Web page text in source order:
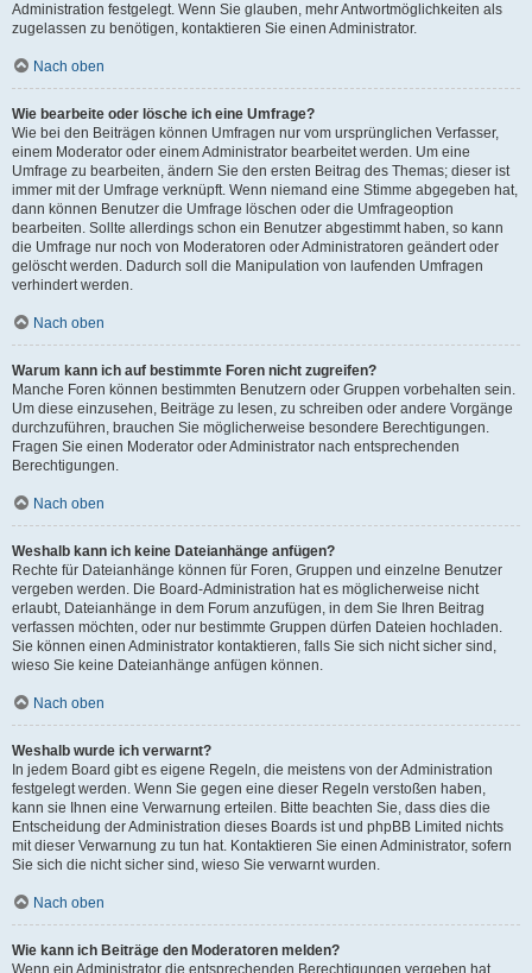
Administration festgelegt. Wenn Sie glauben, mehr Antwortmöglichkeiten als
zugelassen zu benötigen, kontaktieren Sie einen Administrator.
Nach oben
Wie bearbeite oder lösche ich eine Umfrage?
Wie bei den Beiträgen können Umfragen nur vom ursprünglichen Verfasser,
einem Moderator oder einem Administrator bearbeitet werden. Um eine
Umfrage zu bearbeiten, ändern Sie den ersten Beitrag des Themas; dieser ist
immer mit der Umfrage verknüpft. Wenn niemand eine Stimme abgegeben hat,
dann können Benutzer die Umfrage löschen oder die Umfrageoption
bearbeiten. Sollte allerdings schon ein Benutzer abgestimmt haben, so kann
die Umfrage nur noch von Moderatoren oder Administratoren geändert oder
gelöscht werden. Dadurch soll die Manipulation von laufenden Umfragen
verhindert werden.
Nach oben
Warum kann ich auf bestimmte Foren nicht zugreifen?
Manche Foren können bestimmten Benutzern oder Gruppen vorbehalten sein.
Um diese einzusehen, Beiträge zu lesen, zu schreiben oder andere Vorgänge
durchzuführen, brauchen Sie möglicherweise besondere Berechtigungen.
Fragen Sie einen Moderator oder Administrator nach entsprechenden
Berechtigungen.
Nach oben
Weshalb kann ich keine Dateianhänge anfügen?
Rechte für Dateianhänge können für Foren, Gruppen und einzelne Benutzer
vergeben werden. Die Board-Administration hat es möglicherweise nicht
erlaubt, Dateianhänge in dem Forum anzufügen, in dem Sie Ihren Beitrag
verfassen möchten, oder nur bestimmte Gruppen dürfen Dateien hochladen.
Sie können einen Administrator kontaktieren, falls Sie sich nicht sicher sind,
wieso Sie keine Dateianhänge anfügen können.
Nach oben
Weshalb wurde ich verwarnt?
In jedem Board gibt es eigene Regeln, die meistens von der Administration
festgelegt werden. Wenn Sie gegen eine dieser Regeln verstoßen haben,
kann sie Ihnen eine Verwarnung erteilen. Bitte beachten Sie, dass dies die
Entscheidung der Administration dieses Boards ist und phpBB Limited nichts
mit dieser Verwarnung zu tun hat. Kontaktieren Sie einen Administrator, sofern
Sie sich die nicht sicher sind, wieso Sie verwarnt wurden.
Nach oben
Wie kann ich Beiträge den Moderatoren melden?
Wenn ein Administrator die entsprechenden Berechtigungen vergeben hat,